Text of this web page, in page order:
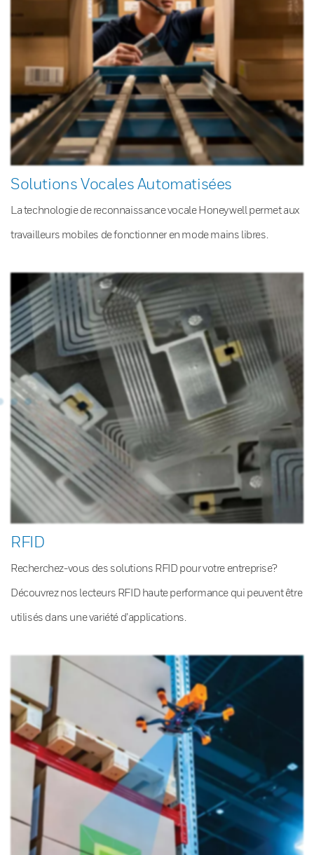
Solutions Vocales Automatisées
La technologie de reconnaissance vocale Honeywell permet aux
travailleurs mobiles de fonctionner en mode mains libres.
RFID
Recherchez-vous des solutions RFID pour votre entreprise?
Découvrez nos lecteurs RFID haute performance qui peuvent être
utilisés dans une variété d’applications.